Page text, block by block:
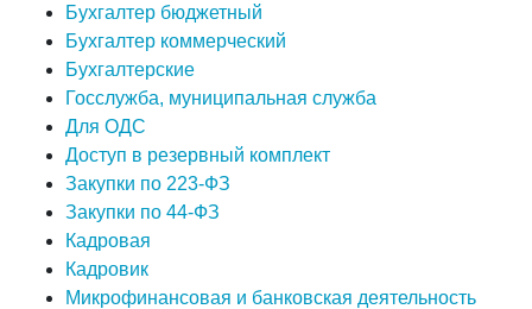
Бухгалтер бюджетный
Бухгалтер коммерческий
Бухгалтерские
Госслужба, муниципальная служба
Для ОДС
Доступ в резервный комплект
Закупки по 223-ФЗ
Закупки по 44-ФЗ
Кадровая
Кадровик
Микрофинансовая и банковская деятельность